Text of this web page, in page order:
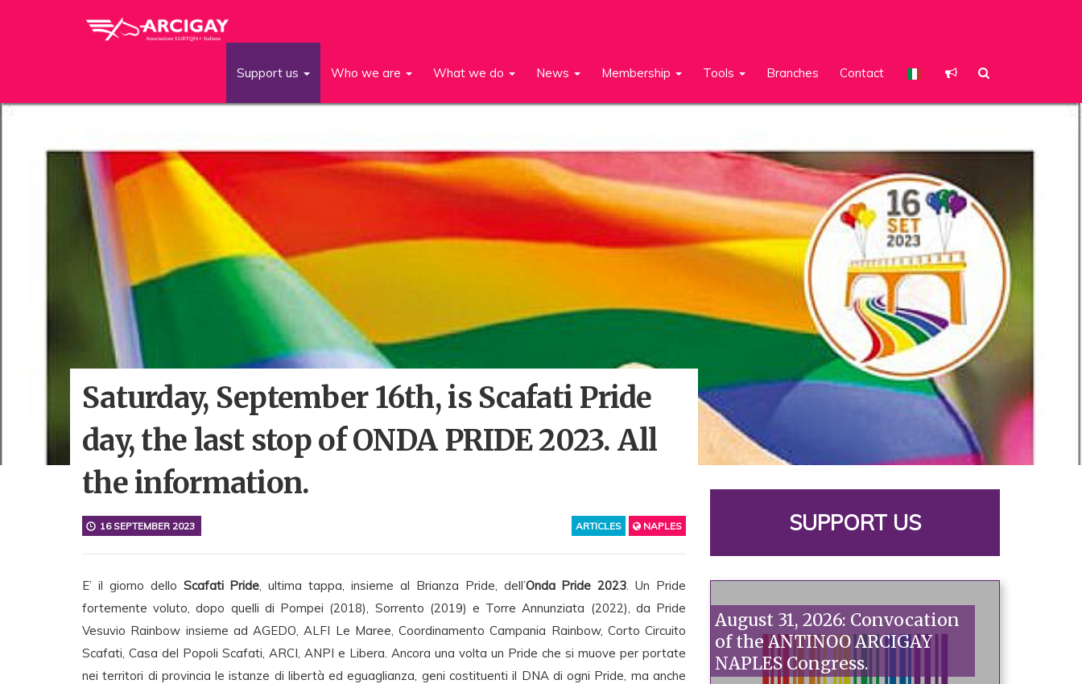
Support us Who we are What we do News Membership Tools Branches Contact
Saturday, September 16th, is Scafati Pride
day, the last stop of ONDA PRIDE 2023. All
the information.
ARTICLES NAPLES
16 SEPTEMBER 2023
E’ il giorno dello Scafati Pride, ultima tappa, insieme al Brianza Pride, dell’Onda Pride 2023. Un Pride
fortemente voluto, dopo quelli di Pompei (2018), Sorrento (2019) e Torre Annunziata (2022), da Pride
Vesuvio Rainbow insieme ad AGEDO, ALFI Le Maree, Coordinamento Campania Rainbow, Corto Circuito
Scafati, Casa del Popoli Scafati, ARCI, ANPI e Libera. Ancora una volta un Pride che si muove per portate
nei territori di provincia le istanze di libertà ed eguaglianza, geni costituenti il DNA di ogni Pride, ma anche
SUPPORT US
August 31, 2026: Convocation
of the ANTINOO ARCIGAY
NAPLES Congress.